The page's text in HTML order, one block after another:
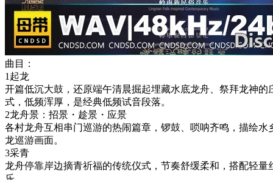
曲目：
1起龙
开篇低沉大鼓，还原端午清晨掘起埋藏水底龙舟、祭拜龙神的
式，低频浑厚，是经典低频试音段落。
2龙舟景：招景・趁景・应景
各村龙舟互相串门巡游的热闹篇章，锣鼓、唢呐齐鸣，描绘水
龙巡游画面。
3采青
龙舟停靠岸边摘青祈福的传统仪式，节奏舒缓柔和，搭配轻量